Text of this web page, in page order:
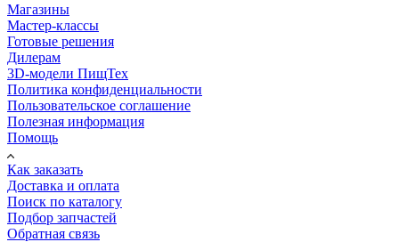
Магазины
Мастер-классы
Готовые решения
Дилерам
3D-модели ПищТех
Политика конфиденциальности
Пользовательское соглашение
Полезная информация
Помощь
Как заказать
Доставка и оплата
Поиск по каталогу
Подбор запчастей
Обратная связь